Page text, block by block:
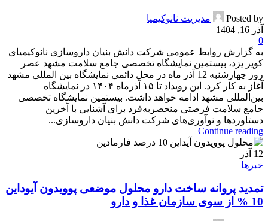
Posted by
مدیریت نانوکیمیا
آذر 16, 1404
0
به گزارش روابط عمومی شرکت دانش بنیان داروسازی نانوکیمیای
کویر یزد، بیستمین نمایشگاه تخصصی جامع سلامت مشهد عصر
روز چهارشنبه 12 آذر ماه در محل دائمی نمایشگاه بین المللی مشهد
آغاز به کار کرد. این رویداد تا ۱۵ آذرماه ۱۴۰۴ در نمایشگاه
بین‌المللی مشهد ادامه خواهد داشت. بیستمین نمایشگاه تخصصی
جامع سلامت فرصتی منحصربه‌فرد برای آشنایی با آخرین
دستاوردها و نوآوری‌های شرکت دانش بنیان داروسازی...
Continue reading
12 آذر
خبرها
تمدید پروانه ساخت دارو محلول موضعی پوویدون آیوداین
10 % از سوی سازمان غذا و دارو